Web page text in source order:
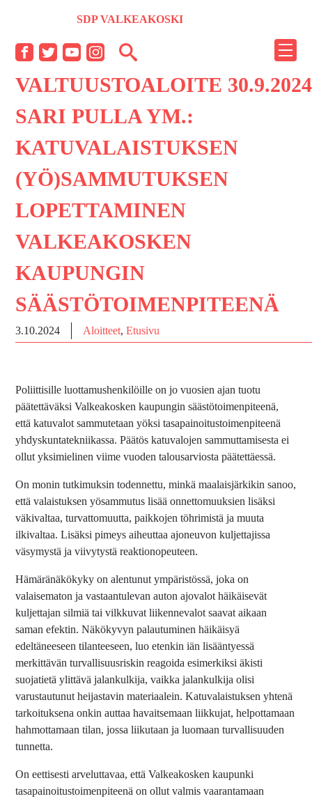
SDP VALKEAKOSKI
TAI
VALTUUSTOALOITE 30.9.2024
SARI PULLA YM.:
KATUVALAISTUKSEN
(YÖ)SAMMUTUKSEN
LOPETTAMINEN
VALKEAKOSKEN
KAUPUNGIN
SÄÄSTÖTOIMENPITEENÄ
3.10.2024 Aloitteet, Etusivu
Poliittisille luottamushenkilöille on jo vuosien ajan tuotu
päätettäväksi Valkeakosken kaupungin säästötoimenpiteenä,
että katuvalot sammutetaan yöksi tasapainoitustoimenpiteenä
yhdyskuntatekniikassa. Päätös katuvalojen sammuttamisesta ei
ollut yksimielinen viime vuoden talousarviosta päätettäessä.
On monin tutkimuksin todennettu, minkä maalaisjärkikin sanoo,
että valaistuksen yösammutus lisää onnettomuuksien lisäksi
väkivaltaa, turvattomuutta, paikkojen töhrimistä ja muuta
ilkivaltaa. Lisäksi pimeys aiheuttaa ajoneuvon kuljettajissa
väsymystä ja viivytystä reaktionopeuteen.
Hämäränäkökyky on alentunut ympäristössä, joka on
valaisematon ja vastaantulevan auton ajovalot häikäisevät
kuljettajan silmiä tai vilkkuvat liikennevalot saavat aikaan
saman efektin. Näkökyvyn palautuminen häikäisyä
edeltäneeseen tilanteeseen, luo etenkin iän lisääntyessä
merkittävän turvallisuusriskin reagoida esimerkiksi äkisti
suojatietä ylittävä jalankulkija, vaikka jalankulkija olisi
varustautunut heijastavin materiaalein. Katuvalaistuksen yhtenä
tarkoituksena onkin auttaa havaitsemaan liikkujat, helpottamaan
hahmottamaan tilan, jossa liikutaan ja luomaan turvallisuuden
tunnetta.
On eettisesti arveluttavaa, että Valkeakosken kaupunki
tasapainoitustoimenpiteenä on ollut valmis vaarantamaan